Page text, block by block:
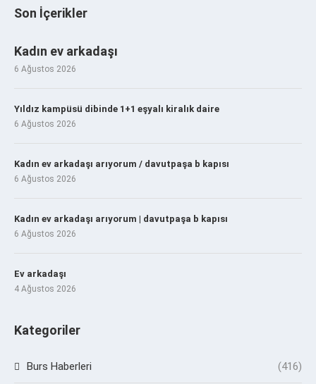
Son İçerikler
Kadın ev arkadaşı
6 Ağustos 2026
Yıldız kampüsü dibinde 1+1 eşyalı kiralık daire
6 Ağustos 2026
Kadın ev arkadaşı arıyorum / davutpaşa b kapısı
6 Ağustos 2026
Kadın ev arkadaşı arıyorum | davutpaşa b kapısı
6 Ağustos 2026
Ev arkadaşı
4 Ağustos 2026
Kategoriler
Burs Haberleri (416)